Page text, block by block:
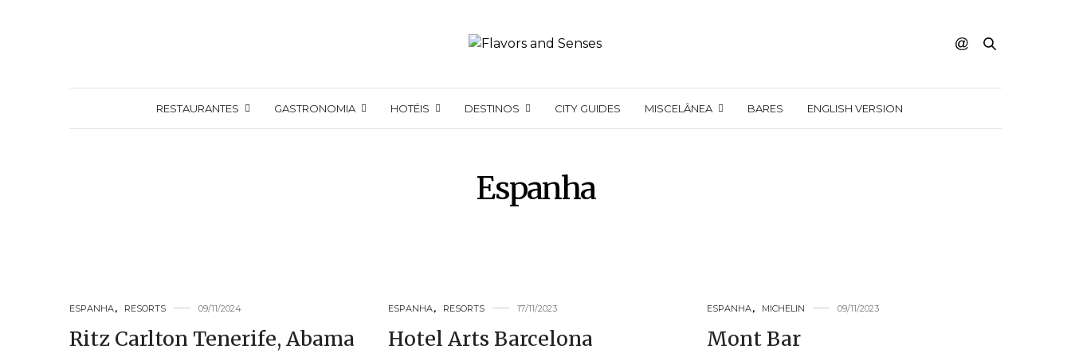
RESTAURANTES GASTRONOMIA HOTÉIS DESTINOS CITY GUIDES MISCELÂNEA BARES ENGLISH VERSION
Espanha
ESPANHA, RESORTS 09/11/2024
Ritz Carlton Tenerife, Abama
ESPANHA, RESORTS 17/11/2023
Hotel Arts Barcelona
ESPANHA, MICHELIN 09/11/2023
Mont Bar